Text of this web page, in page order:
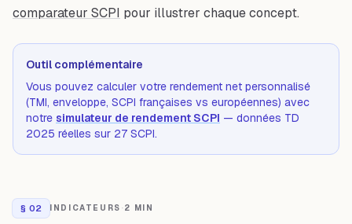
comparateur SCPI pour illustrer chaque concept.
Outil complémentaire
Vous pouvez calculer votre rendement net personnalisé
(TMI, enveloppe, SCPI françaises vs européennes) avec
notre simulateur de rendement SCPI — données TD
2025 réelles sur 27 SCPI.
§ 02 INDICATEURS · 2 MIN